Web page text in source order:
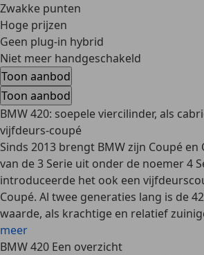
Zwakke punten
Hoge prijzen
Geen plug-in hybrid
Niet meer handgeschakeld
Toon aanbod
Toon aanbod
BMW 420: soepele viercilinder, als
vijfdeurs-coupé
Sinds 2013 brengt BMW zijn Coupé en
van de 3 Serie uit onder de noemer 4
introduceerde het ook een
Coupé. Al twee generaties lang is de
waarde, als krachtige en relatief
meer
BMW 420 Een overzicht